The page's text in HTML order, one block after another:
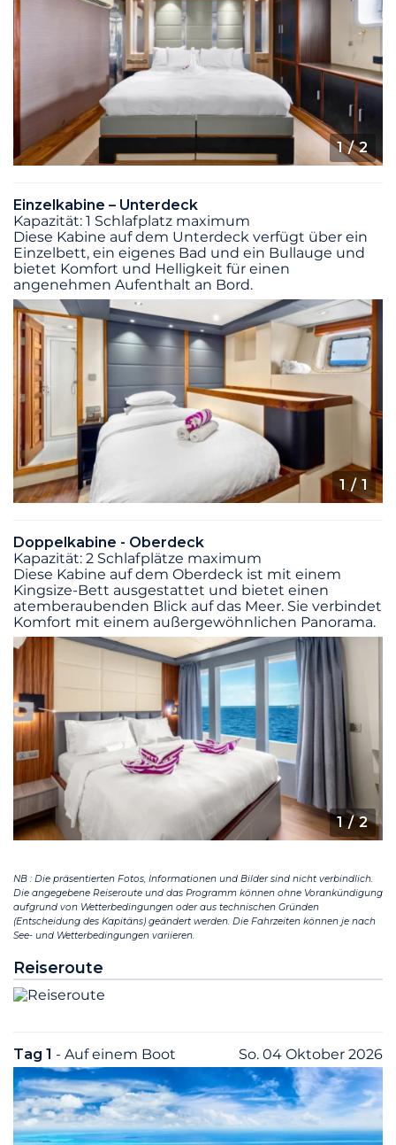
1/ 2
Einzelkabine – Unterdeck
Kapazität: 1 Schlafplatz maximum
Diese Kabine auf dem Unterdeck verfügt über ein
Einzelbett, ein eigenes Bad und ein Bullauge und
bietet Komfort und Helligkeit für einen
angenehmen Aufenthalt an Bord.
1 / 1
Doppelkabine - Oberdeck
Kapazität: 2 Schlafplätze maximum
Diese Kabine auf dem Oberdeck ist mit einem
Kingsize-Bett ausgestattet und bietet einen
atemberaubenden Blick auf das Meer. Sie verbindet
Komfort mit einem außergewöhnlichen Panorama.
1/ 2
NB : Die präsentierten Fotos, Informationen und Bilder sind nicht verbindlich.
Die angegebene Reiseroute und das Programm können ohne Vorankündigung
aufgrund von Wetterbedingungen oder aus technischen Gründen
(Entscheidung des Kapitäns) geändert werden. Die Fahrzeiten können je nach
See- und Wetterbedingungen variieren.
Reiseroute
Tag 1 - Auf einem Boot So. 04 Oktober 2026